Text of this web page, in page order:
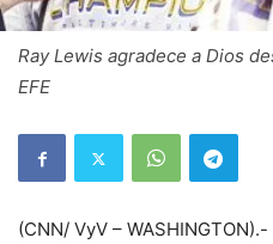
Ray Lewis agradece a Dios
EFE
(CNN/ VyV – WASHINGTON).-